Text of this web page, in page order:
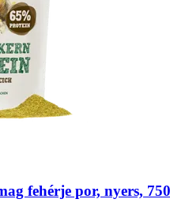
fehérje por, nyers,